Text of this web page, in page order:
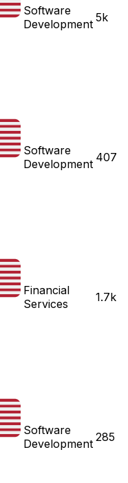
Software
Development 5k
Software
Development 407
Financial
Services
1.7k
Software
Development 285